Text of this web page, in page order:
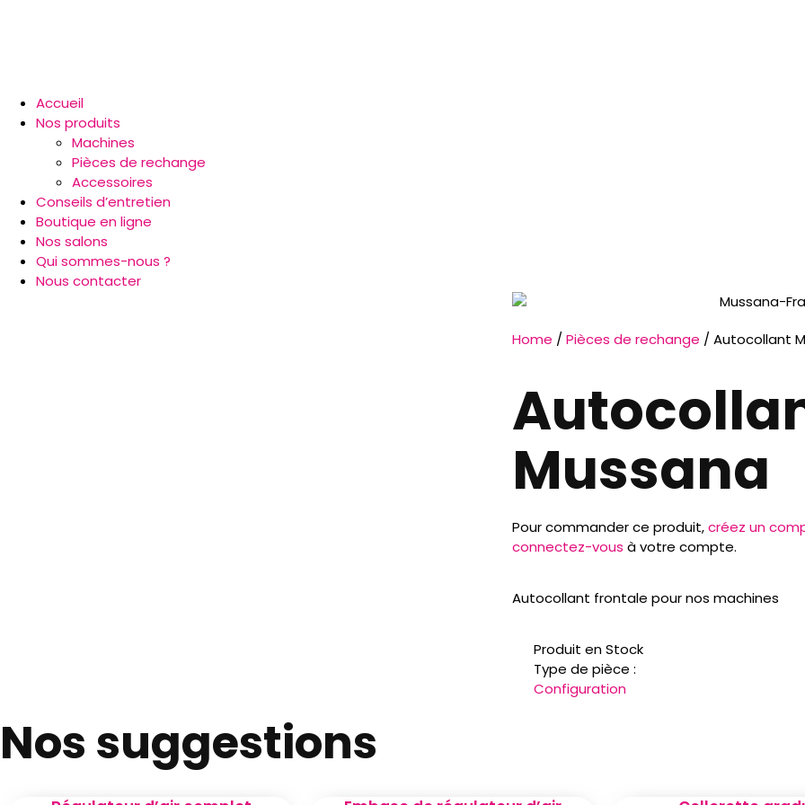
Accueil
Nos produits
Machines
Pièces de rechange
Accessoires
Conseils d’entretien
Boutique en ligne
Nos salons
Qui sommes-nous ?
Nous contacter
Home / Pièces de rechange / Autocollant
Mussana
Pour commander ce produit,créez un
connectez-vous à votre compte.
Autocollant frontale pour nos machines
Produit en Stock
Type de pièce :
Configuration
Nos suggestions